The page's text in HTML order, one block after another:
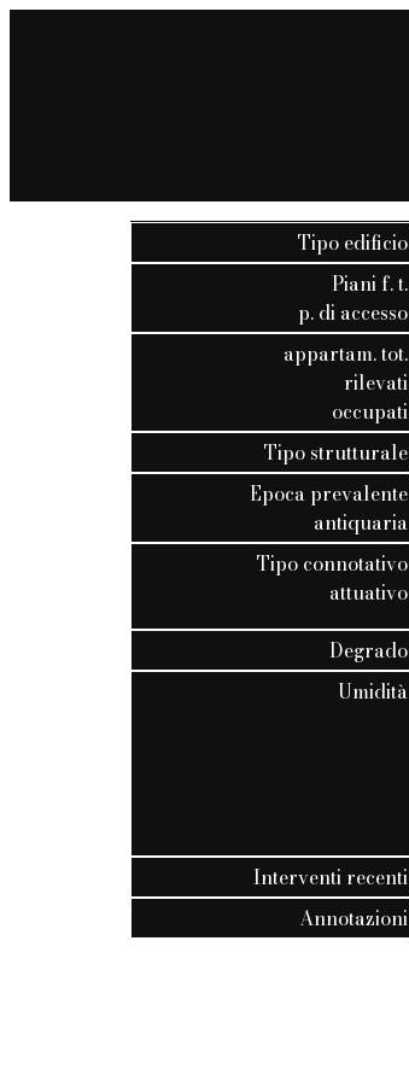
Tipo edificio
Piani f. t.
p. di accesso
appartam. tot.
rilevati
occupati
Tipo strutturale
Epoca prevalente
antiquaria
Tipo connotativo
attuativo
Degrado
Umidità
Interventi recenti
Annotazioni